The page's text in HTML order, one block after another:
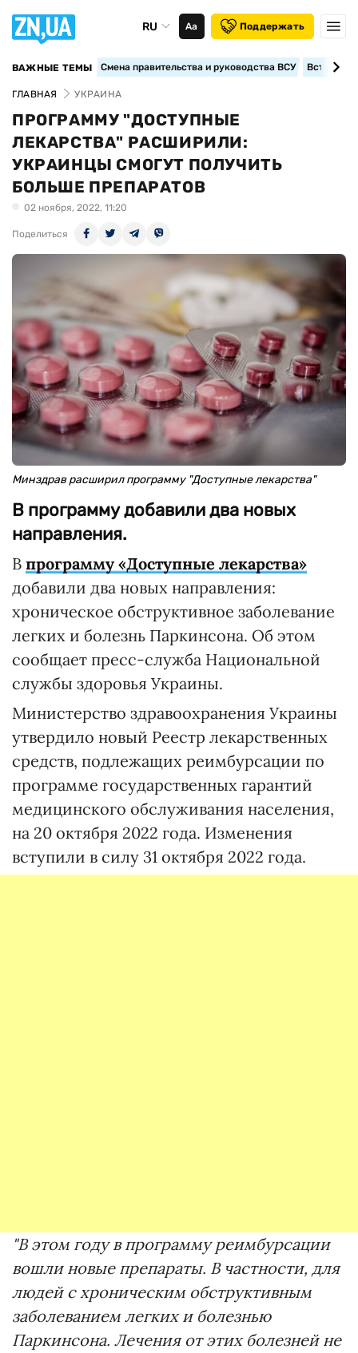
RU Аа Поддержать
ВАЖНЫЕ ТЕМЫ Смена правительства и руководства ВСУ
ГЛАВНАЯ УКРАИНА
ПРОГРАММУ "ДОСТУПНЫЕ
ЛЕКАРСТВА" РАСШИРИЛИ:
УКРАИНЦЫ СМОГУТ ПОЛУЧИТЬ
БОЛЬШЕ ПРЕПАРАТОВ
02 ноября, 2022, 11:20
Поделиться
Минздрав расширил программу "Доступные лекарства"
В программу добавили два новых
направления.
В программу «Доступные лекарства»
добавили два новых направления:
хроническое обструктивное заболевание
легких и болезнь Паркинсона. Об этом
сообщает пресс-служба Национальной
службы здоровья Украины.
Министерство здравоохранения Украины
утвердило новый Реестр лекарственных
средств, подлежащих реимбурсации по
программе государственных гарантий
медицинского обслуживания населения,
на 20 октября 2022 года. Изменения
вступили в силу 31 октября 2022 года.
"В этом году в программу реимбурсации
вошли новые препараты. В частности, для
людей с хроническим обструктивным
заболеванием легких и болезнью
Паркинсона. Лечения от этих болезней не